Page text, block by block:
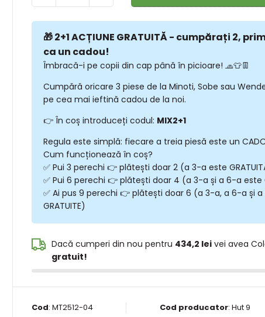
🎁 2+1 ACȚIUNE GRATUITĂ - cumpărați 2,
ca un cadou!
Îmbracă-i pe copii din cap până în picioare! 🧢👕👖
Cumpără oricare 3 piese de la Minoti, Sobe sau
pe cea mai ieftină cadou de la noi.
👉 În coș introduceți codul: MIX2+1
Regula este simplă: fiecare a treia piesă este un
Cum funcționează în coș?
✅ Pui 3 perechi 👉 plătești doar 2 (a 3-a este
✅ Pui 6 perechi 👉 plătești doar 4 (a 3-a și a 6-a este
✅ Ai pus 9 perechi 👉 plătești doar 6 (a 3-a, a 6-a și
GRATUITE)
Dacă cumperi din nou pentru 434,2 leivei avea
gratuit!
Cod: MT2512-04 Cod producator: Hut 9